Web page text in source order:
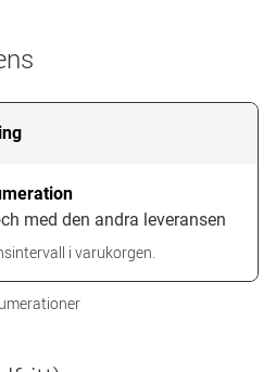
med den andra leveransen
i varukorgen.